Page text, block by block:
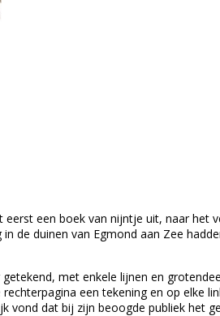
een boek van nijntje uit, naar
de duinen van Egmond aan Zee
met enkele lijnen en
een tekening en op elke
vond dat bij zijn beoogde publiek het